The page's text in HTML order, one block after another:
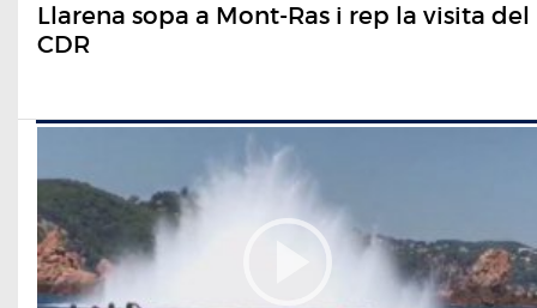
Llarena sopa a Mont-Ras i rep la visita del
CDR